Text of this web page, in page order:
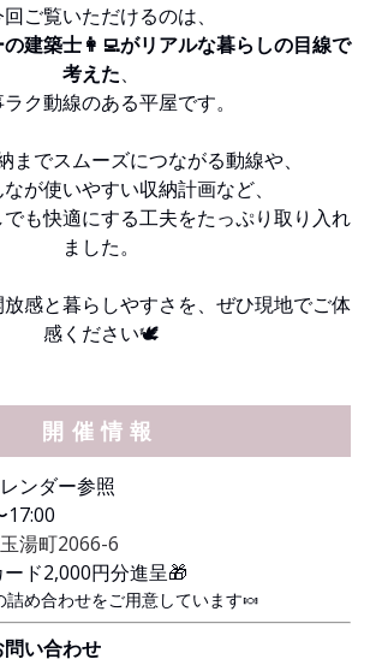
ご覧いただけるのは、
建築士👩‍💻がリアルな暮らしの目線で
考えた、
ク動線のある平屋です。
までスムーズにつながる動線や、
が使いやすい収納計画など、
も快適にする工夫をたっぷり取り入れ
ました。
感と暮らしやすさを、ぜひ現地でご体
感ください🕊️
開催情報
ンダー参照
17:00
湯町2066-6
ード2,000円分進呈🎁
詰め合わせをご用意しています🍬
い合わせ